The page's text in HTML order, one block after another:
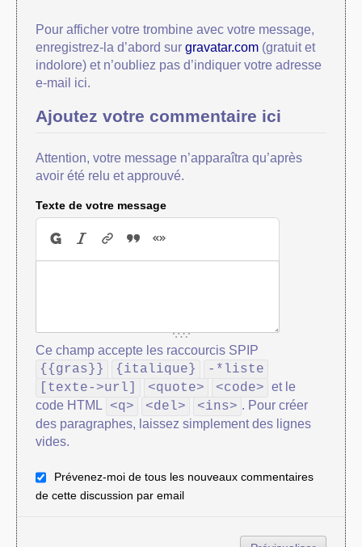
Pour afficher votre trombine avec votre message,
enregistrez-la d’abord sur gravatar.com(gratuit et
indolore) et n’oubliez pas d’indiquer votre adresse
e-mail ici.
Ajoutez votre commentaire ici
Attention, votre message n’apparaîtra qu’après
avoir été relu et approuvé.
Texte de votre message
Ce champ accepte les raccourcis SPIP
{{gras}} {italique}
-*liste
[texte->url]
<quote> <code> et le
code HTML
<q> <del> <ins> . Pour créer
des paragraphes, laissez simplement des lignes
vides.
Prévenez-moi de tous les nouveaux commentaires
de cette discussion par email